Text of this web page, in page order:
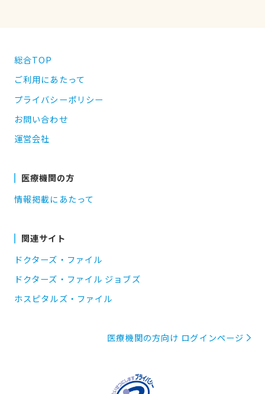
総合TOP
ご利用にあたって
プライバシーポリシー
お問い合わせ
運営会社
医療機関の方
情報掲載にあたって
関連サイト
ドクターズ・ファイル
ドクターズ・ファイル ジョブズ
ホスピタルズ・ファイル
医療機関の方向け ログインページ